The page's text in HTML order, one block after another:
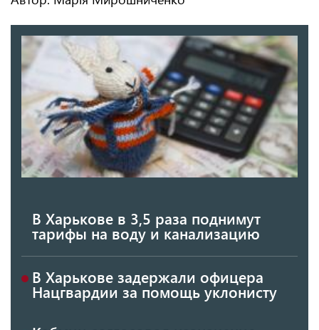
В Харькове в 3,5 раза поднимут
тарифы на воду и канализацию
В Харькове задержали офицера
Нацгвардии за помощь уклонисту